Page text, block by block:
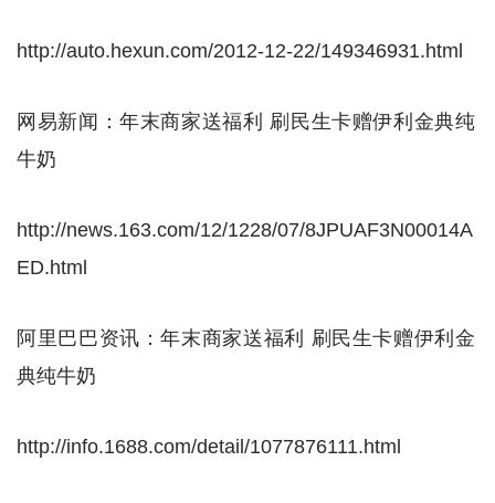
http://auto.hexun.com/2012-12-22/149346931.html
网易新闻：年末商家送福利 刷民生卡赠伊利金典纯
牛奶
http://news.163.com/12/1228/07/8JPUAF3N00014A
ED.html
阿里巴巴资讯：年末商家送福利 刷民生卡赠伊利金
典纯牛奶
http://info.1688.com/detail/1077876111.html